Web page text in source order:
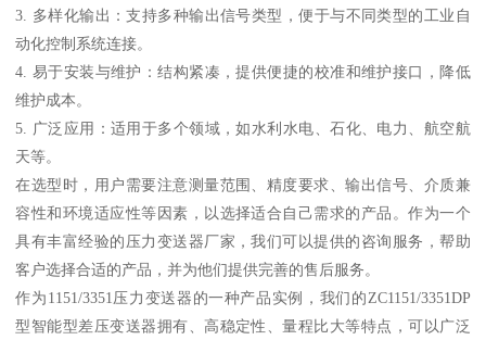
3. 多样化输出：支持多种输出信号类型，便于与不同类型的工业自
动化控制系统连接。
4. 易于安装与维护：结构紧凑，提供便捷的校准和维护接口，降低
维护成本。
5. 广泛应用：适用于多个领域，如水利水电、石化、电力、航空航
天等。
在选型时，用户需要注意测量范围、精度要求、输出信号、介质兼
容性和环境适应性等因素，以选择适合自己需求的产品。作为一个
具有丰富经验的压力变送器厂家，我们可以提供的咨询服务，帮助
客户选择合适的产品，并为他们提供完善的售后服务。
作为1151/3351压力变送器的一种产品实例，我们的ZC1151/3351DP
型智能型差压变送器拥有、高稳定性、量程比大等特点，可以广泛